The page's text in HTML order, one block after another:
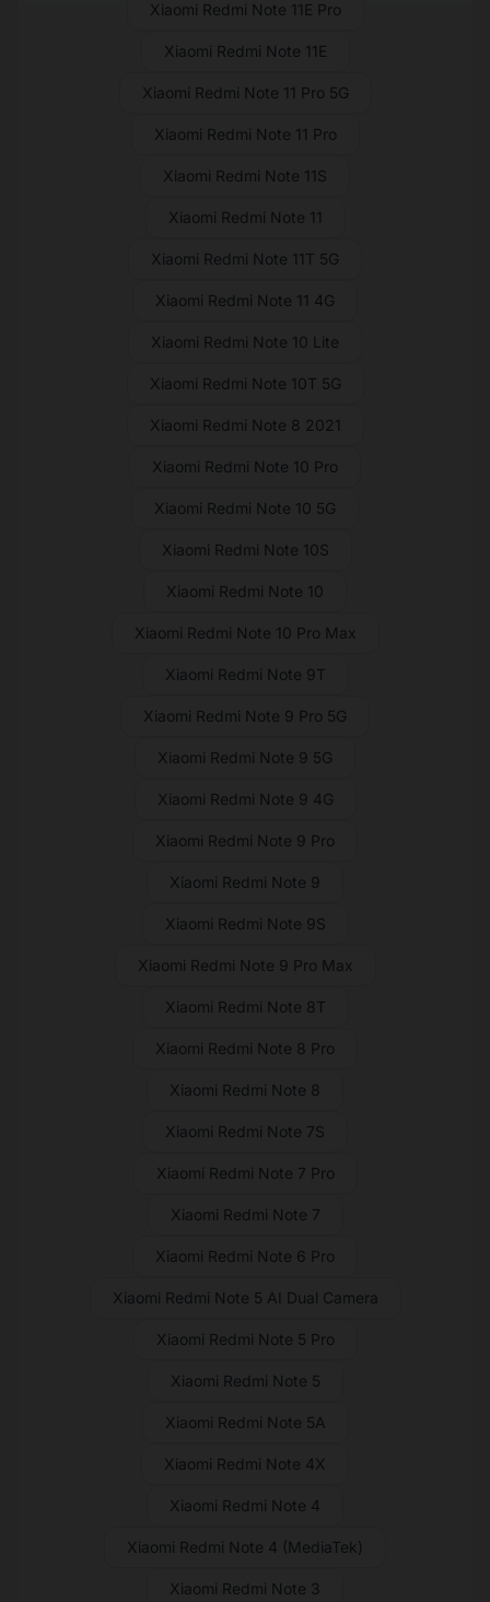
Xiaomi Redmi Note 11E Pro
Xiaomi Redmi Note 11E
Xiaomi Redmi Note 11 Pro 5G
Xiaomi Redmi Note 11 Pro
Xiaomi Redmi Note 11S
Xiaomi Redmi Note 11
Xiaomi Redmi Note 11T 5G
Xiaomi Redmi Note 11 4G
Xiaomi Redmi Note 10 Lite
Xiaomi Redmi Note 10T 5G
Xiaomi Redmi Note 8 2021
Xiaomi Redmi Note 10 Pro
Xiaomi Redmi Note 10 5G
Xiaomi Redmi Note 10S
Xiaomi Redmi Note 10
Xiaomi Redmi Note 10 Pro Max
Xiaomi Redmi Note 9T
Xiaomi Redmi Note 9 Pro 5G
Xiaomi Redmi Note 9 5G
Xiaomi Redmi Note 9 4G
Xiaomi Redmi Note 9 Pro
Xiaomi Redmi Note 9
Xiaomi Redmi Note 9S
Xiaomi Redmi Note 9 Pro Max
Xiaomi Redmi Note 8T
Xiaomi Redmi Note 8 Pro
Xiaomi Redmi Note 8
Xiaomi Redmi Note 7S
Xiaomi Redmi Note 7 Pro
Xiaomi Redmi Note 7
Xiaomi Redmi Note 6 Pro
Xiaomi Redmi Note 5 AI Dual Camera
Xiaomi Redmi Note 5 Pro
Xiaomi Redmi Note 5
Xiaomi Redmi Note 5A
Xiaomi Redmi Note 4X
Xiaomi Redmi Note 4
Xiaomi Redmi Note 4 (MediaTek)
Xiaomi Redmi Note 3